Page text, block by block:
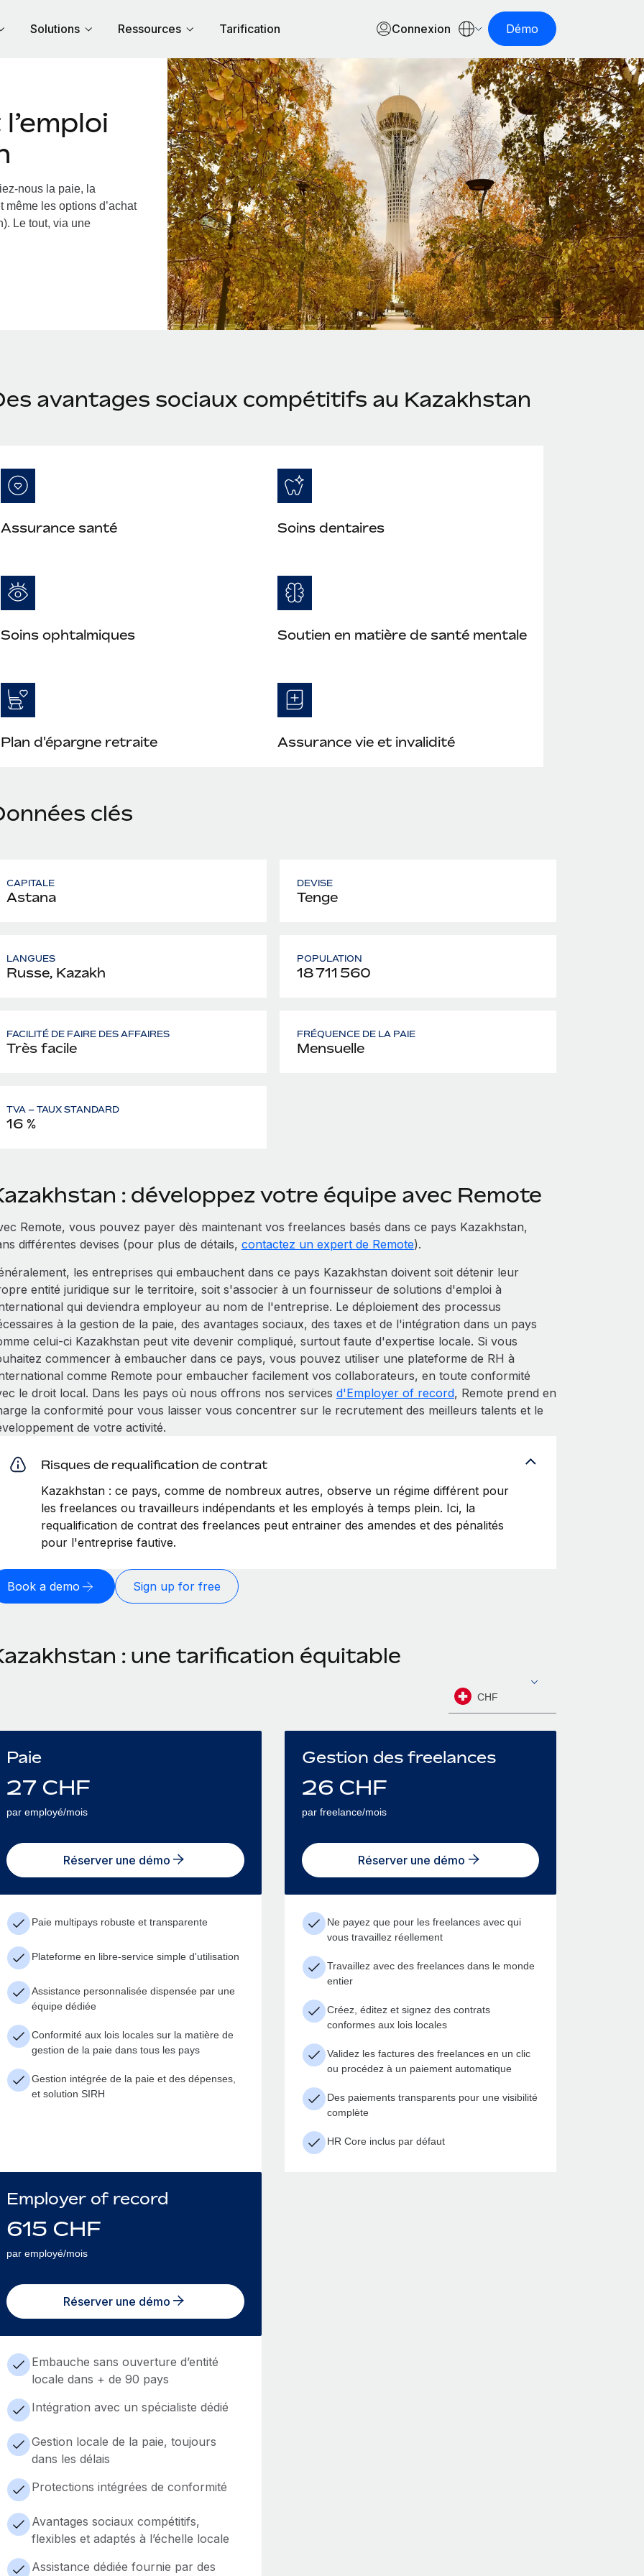
Solutions Ressources Tarification Connexion Démo
nous la paie, la
les options d’achat
Le tout, via une
avantages sociaux compétitifs au Kazakhstan
Assurance santé Soins dentaires
Soins ophtalmiques Soutien en matière de santé mentale
Plan d'épargne retraite Assurance vie et invalidité
clés
CAPITALE
Astana
DEVISE
Tenge
LANGUES
Russe, Kazakh
POPULATION
18 711 560
FACILITÉ DE FAIRE DES AFFAIRES
Très facile
FRÉQUENCE DE LA PAIE
Mensuelle
TVA – TAUX STANDARD
16 %
: développez votre équipe avec Remote
Remote, vous pouvez payer dès maintenant vos freelances basés dans ce pays Kazakhstan,
différentes devises (pour plus de détails, contactez un expert de Remote).
les entreprises qui embauchent dans ce pays Kazakhstan doivent soit détenir leur
entité juridique sur le territoire, soit s'associer à un fournisseur de solutions d'emploi à
qui deviendra employeur au nom de l'entreprise. Le déploiement des processus
à la gestion de la paie, des avantages sociaux, des taxes et de l'intégration dans un pays
celui-ci Kazakhstan peut vite devenir compliqué, surtout faute d'expertise locale. Si vous
commencer à embaucher dans ce pays, vous pouvez utiliser une plateforme de RH à
comme Remote pour embaucher facilement vos collaborateurs, en toute conformité
le droit local. Dans les pays où nous offrons nos services d'Employer of record, Remote prend en
la conformité pour vous laisser vous concentrer sur le recrutement des meilleurs talents et le
de votre activité.
Risques de requalification de contrat
Kazakhstan : ce pays, comme de nombreux autres, observe un régime différent pour
les freelances ou travailleurs indépendants et les employés à temps plein. Ici, la
requalification de contrat des freelances peut entrainer des amendes et des pénalités
pour l'entreprise fautive.
Book a demo Sign up for free
: une tarification équitable
CHF
Paie
27 CHF
par employé/mois
Réserver une démo
Paie multipays robuste et transparente
Plateforme en libre-service simple d'utilisation
Assistance personnalisée dispensée par une
équipe dédiée
Conformité aux lois locales sur la matière de
gestion de la paie dans tous les pays
Gestion intégrée de la paie et des dépenses,
et solution SIRH
Gestion des freelances
26 CHF
par freelance/mois
Réserver une démo
Ne payez que pour les freelances avec qui
vous travaillez réellement
Travaillez avec des freelances dans le monde
entier
Créez, éditez et signez des contrats
conformes aux lois locales
Validez les factures des freelances en un clic
ou procédez à un paiement automatique
Des paiements transparents pour une visibilité
complète
HR Core inclus par défaut
Employer of record
615 CHF
par employé/mois
Réserver une démo
Embauche sans ouverture d’entité
locale dans + de 90 pays
Intégration avec un spécialiste dédié
Gestion locale de la paie, toujours
dans les délais
Protections intégrées de conformité
Avantages sociaux compétitifs,
flexibles et adaptés à l’échelle locale
Assistance dédiée fournie par des